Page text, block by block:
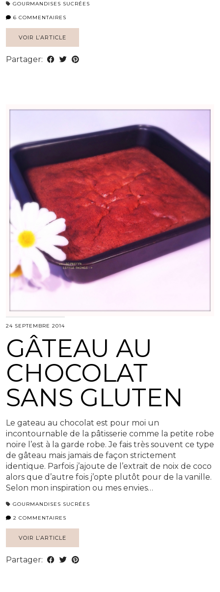
GOURMANDISES SUCRÉES
6 COMMENTAIRES
VOIR L’ARTICLE
Partager:
24 SEPTEMBRE 2014
GÂTEAU AU
CHOCOLAT
SANS GLUTEN
Le gateau au chocolat est pour moi un
incontournable de la pâtisserie comme la petite robe
noire l’est à la garde robe. Je fais très souvent ce type
de gâteau mais jamais de façon strictement
identique. Parfois j’ajoute de l’extrait de noix de coco
alors que d’autre fois j’opte plutôt pour de la vanille.
Selon mon inspiration ou mes envies…
GOURMANDISES SUCRÉES
2 COMMENTAIRES
VOIR L’ARTICLE
Partager: